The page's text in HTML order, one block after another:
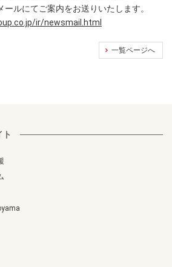
ルにてご案内をお送りいたします。
ir/newsmail.html
一覧ページへ